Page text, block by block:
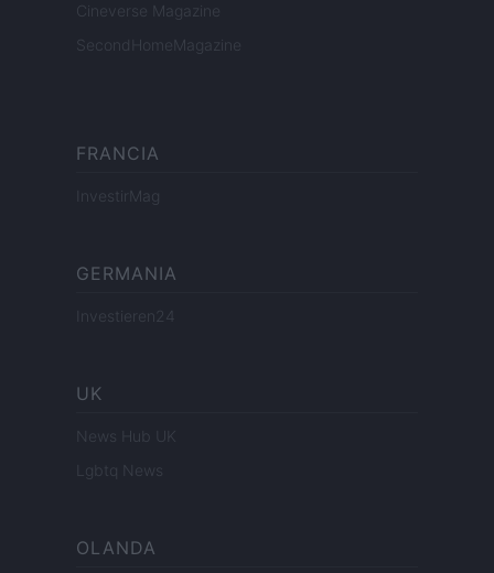
Cineverse Magazine
SecondHomeMagazine
FRANCIA
InvestirMag
GERMANIA
Investieren24
UK
News Hub UK
Lgbtq News
OLANDA